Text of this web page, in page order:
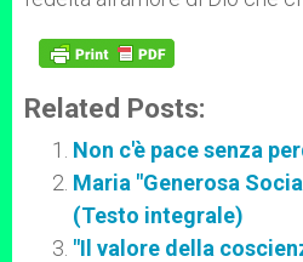
Related Posts:
Non c'è pace senza
Maria "Generosa
(Testo integrale)
"Il valore della